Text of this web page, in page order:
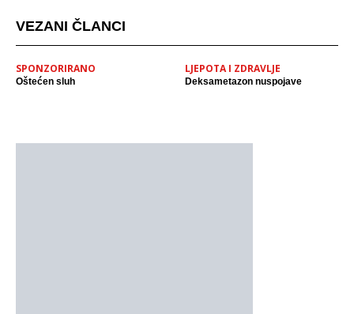
VEZANI ČLANCI
SPONZORIRANO
Oštećen sluh
LJEPOTA I ZDRAVLJE
Deksametazon nuspojave